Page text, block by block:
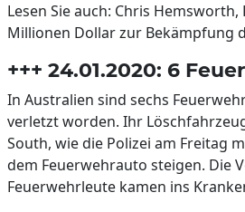
Lesen Sie auch: Chris
Millionen Dollar zur Bekämpfung
+++ 24.01.2020: 6
In Australien sind sechs
verletzt worden. Ihr
South, wie die Polizei am Freitag
dem Feuerwehrauto steigen. Die
Feuerwehrleute kamen ins